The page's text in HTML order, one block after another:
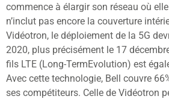
commence à élargir son réseau où
n’inclut pas encore la couverture
Vidéotron, le déploiement de la 5G
2020, plus précisément le 17
fils LTE (Long-TermEvolution) est
Avec cette technologie, Bell couvre
ses compétiteurs. Celle de Vidéotron